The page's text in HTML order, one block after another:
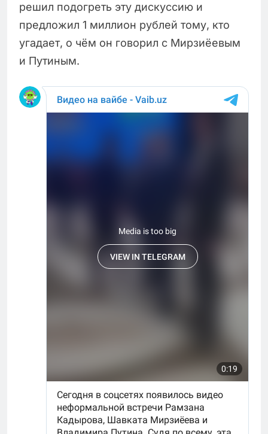
решил подогреть эту дискуссию и
предложил 1 миллион рублей тому, кто
угадает, о чём он говорил с Мирзиёевым
и Путиным.